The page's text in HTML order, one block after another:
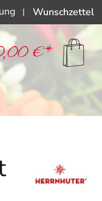
| Wunschzettel
€*